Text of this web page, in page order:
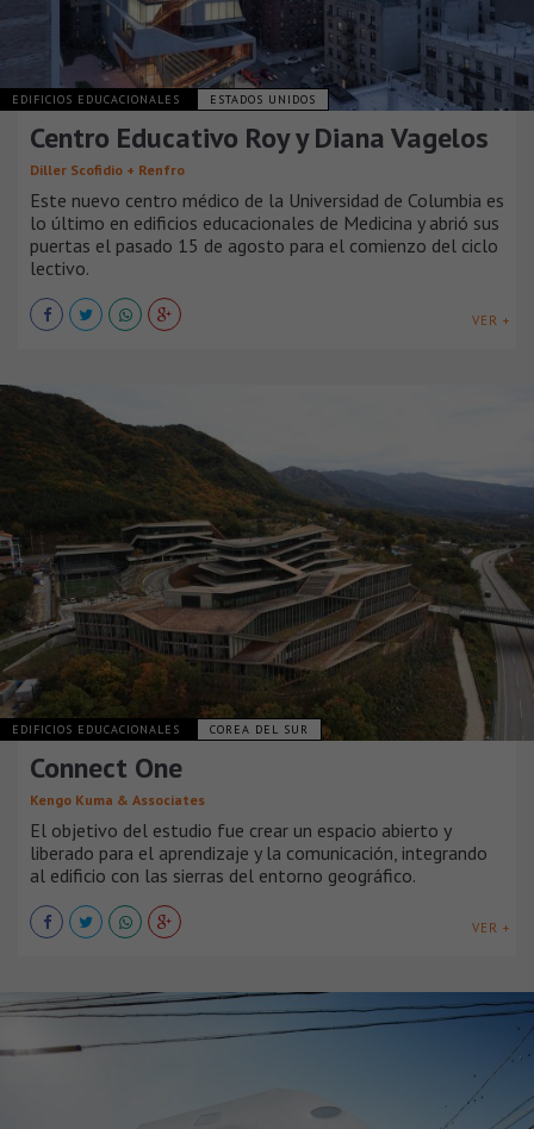
EDIFICIOS EDUCACIONALES ESTADOS UNIDOS
Centro Educativo Roy y Diana Vagelos
Diller Scofidio + Renfro
Este nuevo centro médico de la Universidad de Columbia es
lo último en edificios educacionales de Medicina y abrió sus
puertas el pasado 15 de agosto para el comienzo del ciclo
lectivo.
VER +
EDIFICIOS EDUCACIONALES COREA DEL SUR
Connect One
Kengo Kuma & Associates
El objetivo del estudio fue crear un espacio abierto y
liberado para el aprendizaje y la comunicación, integrando
al edificio con las sierras del entorno geográfico.
VER +